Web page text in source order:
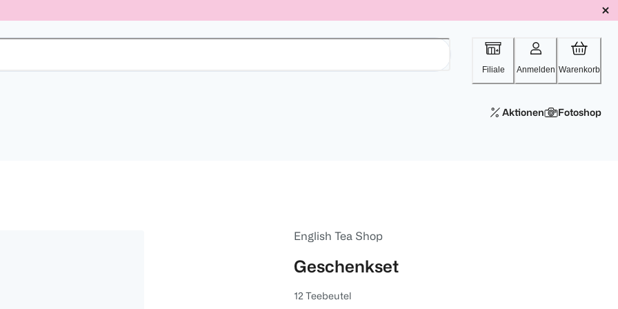
Filiale Anmelden Warenkorb
Aktionen Fotoshop
English Tea Shop
Geschenkset
12 Teebeutel